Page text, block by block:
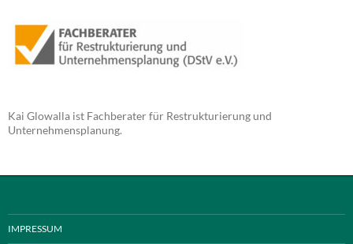
Kai Glowalla ist Fachberater für Restrukturierung und
Unternehmensplanung.
IMPRESSUM